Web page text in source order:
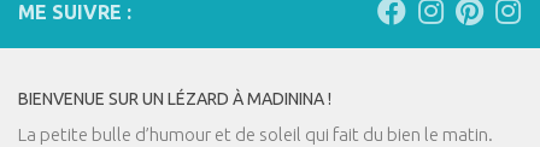
ME SUIVRE :
BIENVENUE SUR UN LÉZARD À MADININA !
La petite bulle d’humour et de soleil qui fait du bien le matin.